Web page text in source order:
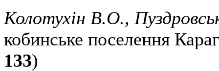
Колотухін В.О.,
кобинське поселення
133)